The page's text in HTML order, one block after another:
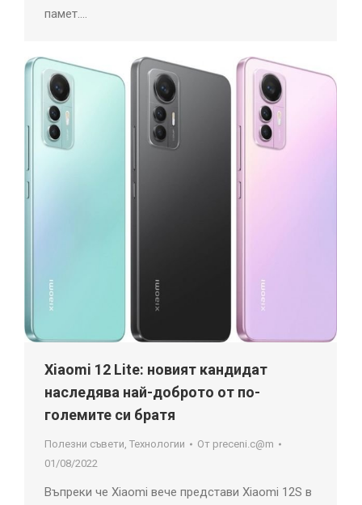
памет.…
Xiaomi 12 Lite: новият кандидат
наследява най-доброто от по-
големите си братя
Полезни съвети Технологии От preceni.c@m
01/08/2022
Въпреки че Xiaomi вече представи Xiaomi 12S в